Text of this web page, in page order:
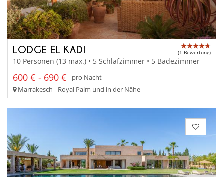
LODGE EL KADI (1 Bewertung)
10 Personen (13 max.) • 5 Schlafzimmer • 5 Badezimmer
600 € - 690 €
pro Nacht
Marrakesch - Royal Palm und in der Nähe